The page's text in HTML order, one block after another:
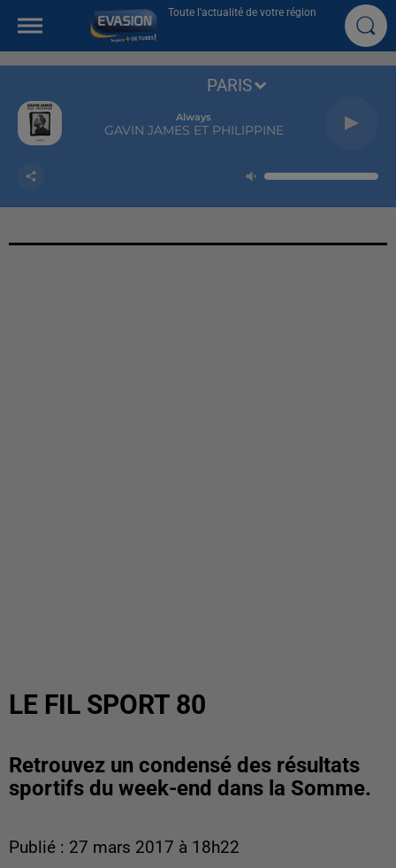
Toute l'actualité de votre région
Always
GAVIN JAMES ET PHILIPPINE
PARIS
LE FIL SPORT 80
Retrouvez un condensé des résultats
sportifs du week-end dans la Somme.
Publié : 27 mars 2017 à 18h22